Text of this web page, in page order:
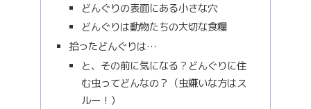
どんぐりの表面にある小さな穴
どんぐりは動物たちの大切な食糧
拾ったどんぐりは…
と、その前に気になる？どんぐりに住
む虫ってどんなの？（虫嫌いな方はス
ルー！）